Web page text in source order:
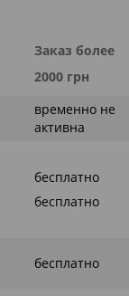
Заказ более
2000 грн
временно не
активна
бесплатно
бесплатно
бесплатно